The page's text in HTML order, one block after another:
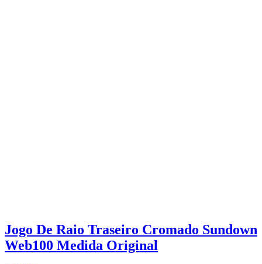
Jogo De Raio Traseiro Cromado Sundown
Web100 Medida Original